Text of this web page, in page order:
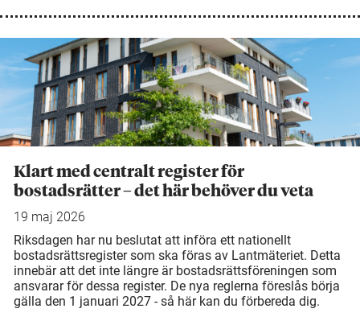
Klart med centralt register för
bostadsrätter – det här behöver du veta
19 maj 2026
Riksdagen har nu beslutat att införa ett nationellt
bostadsrättsregister som ska föras av Lantmäteriet. Detta
innebär att det inte längre är bostadsrättsföreningen som
ansvarar för dessa register. De nya reglerna föreslås börja
gälla den 1 januari 2027 - så här kan du förbereda dig.